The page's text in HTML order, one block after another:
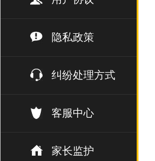
隐私政策
纠纷处理方式
客服中心
家长监护